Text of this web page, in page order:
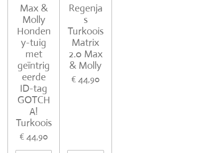
Max &
Molly
Honden
y-tuig
met
geïntrig
eerde
ID-tag
GOTCH
A!
Turkoois
€ 44,90
Regenja
s
Turkoois
Matrix
2.0 Max
& Molly
€ 44,90